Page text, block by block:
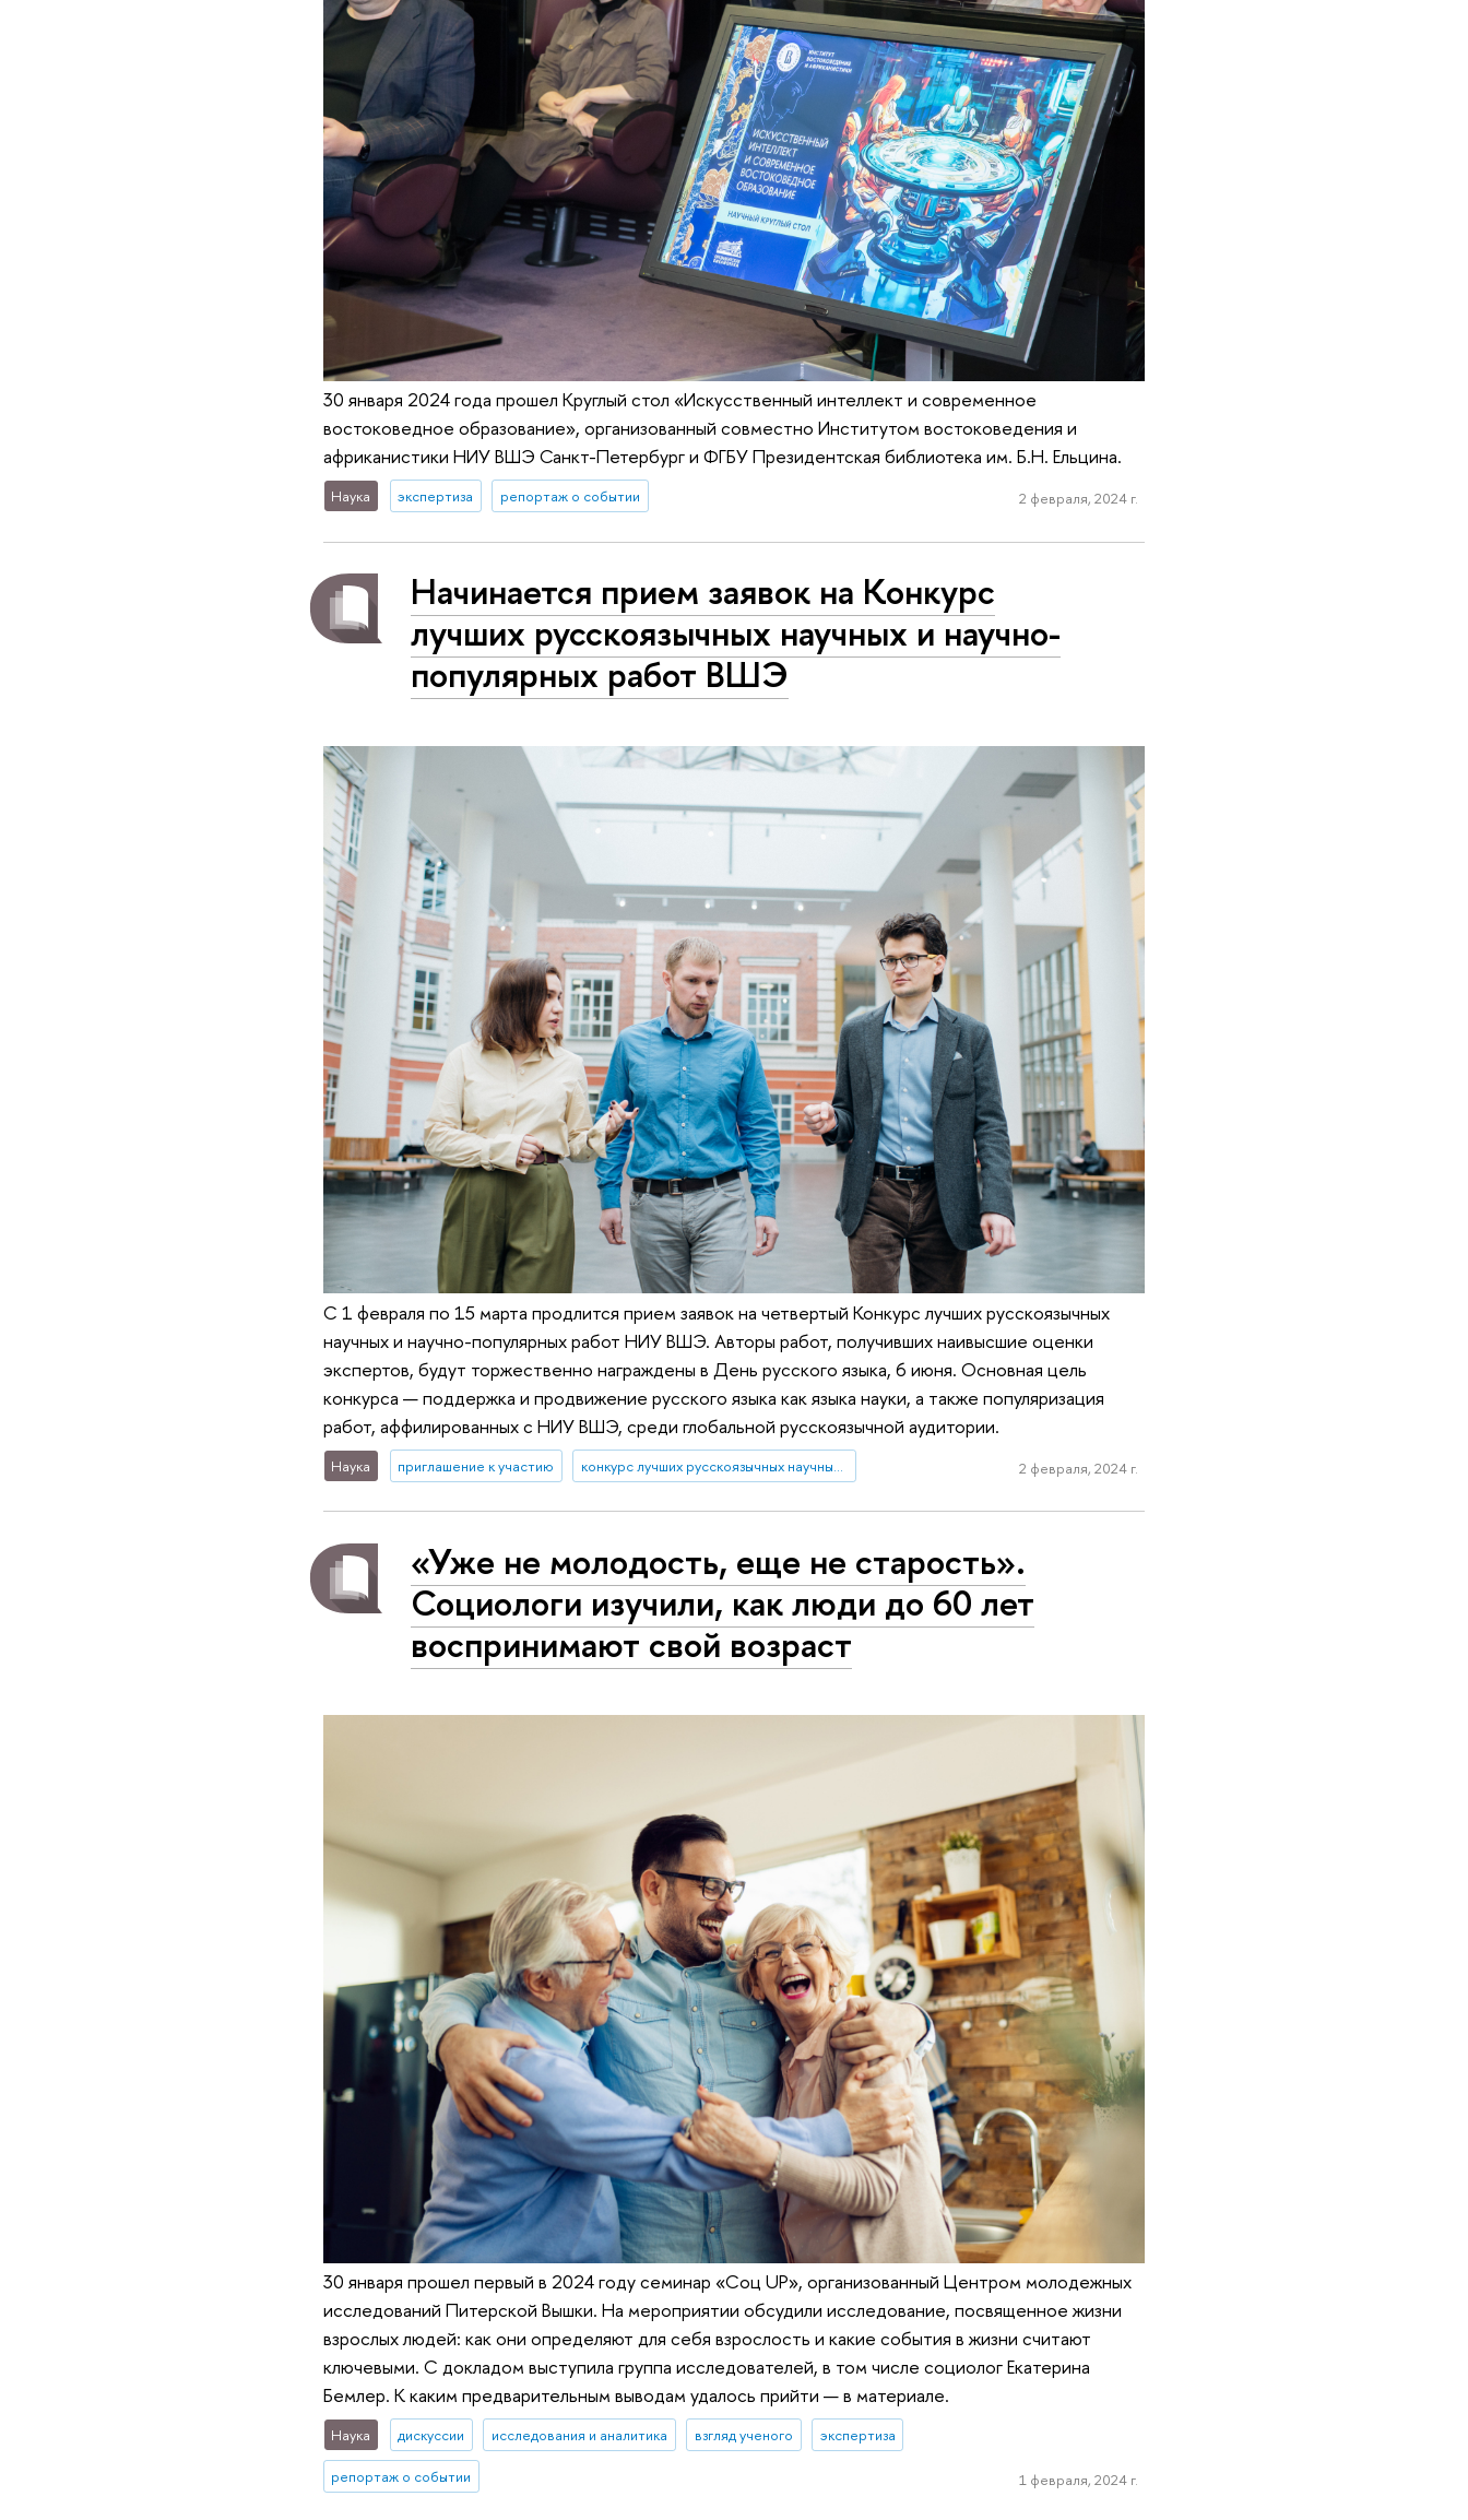
30 января 2024 года прошел Круглый стол «Искусственный интеллект и современное
востоковедное образование», организованный совместно Институтом востоковедения и
африканистики НИУ ВШЭ Санкт-Петербург и ФГБУ Президентская библиотека им. Б.Н. Ельцина.
Наука экспертиза репортаж о событии 2 февраля, 2024 г.
Начинается прием заявок на Конкурс
лучших русскоязычных научных и научно-
популярных работ ВШЭ
С 1 февраля по 15 марта продлится прием заявок на четвертый Конкурс лучших русскоязычных
научных и научно-популярных работ НИУ ВШЭ. Авторы работ, получивших наивысшие оценки
экспертов, будут торжественно награждены в День русского языка, 6 июня. Основная цель
конкурса — поддержка и продвижение русского языка как языка науки, а также популяризация
работ, аффилированных с НИУ ВШЭ, среди глобальной русскоязычной аудитории.
Наука приглашение к участию конкурс лучших русскоязычных научных работ 2 февраля, 2024 г.
«Уже не молодость, еще не старость».
Социологи изучили, как люди до 60 лет
воспринимают свой возраст
30 января прошел первый в 2024 году семинар «Соц UP», организованный Центром молодежных
исследований Питерской Вышки. На мероприятии обсудили исследование, посвященное жизни
взрослых людей: как они определяют для себя взрослость и какие события в жизни считают
ключевыми. С докладом выступила группа исследователей, в том числе социолог Екатерина
Бемлер. К каким предварительным выводам удалось прийти — в материале.
Наука дискуссии исследования и аналитика взгляд ученого экспертиза
репортаж о событии 1 февраля, 2024 г.